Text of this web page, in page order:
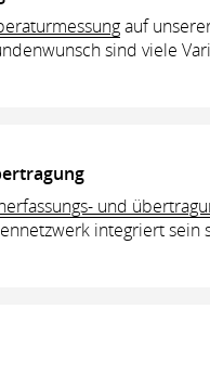
auf
sind viele
und
integriert sein